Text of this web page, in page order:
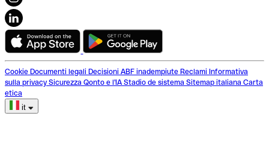
Cookie Documenti legali Decisioni ABF inadempiute Reclami Informativa
sulla privacy Sicurezza Qonto e l'IA Stadio de sistema Sitemap italiana Carta
etica
it